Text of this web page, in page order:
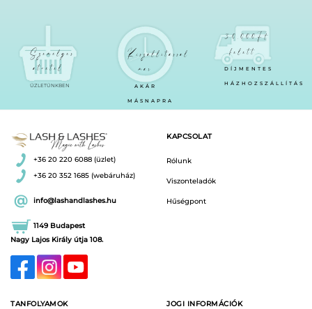
Személyes
átvétel
ÜZLETÜNKBEN
Kiszállítással
már
AKÁR
MÁSNAPRA
30.000Ft
felett
DÍJMENTES
HÁZHOZSZÁLLÍTÁS
+36 20 220 6088 (üzlet)
+36 20 352 1685 (webáruház)
info@lashandlashes.hu
1149 Budapest
Nagy Lajos Király útja 108.
KAPCSOLAT
Rólunk
Viszonteladók
Hűségpont
TANFOLYAMOK JOGI INFORMÁCIÓK